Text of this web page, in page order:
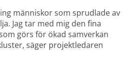
människor som sprudlade av
Jag tar med mig den fina
görs för ökad samverkan
säger projektledaren